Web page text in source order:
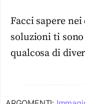
Facci sapere
soluzioni ti
qualcosa di